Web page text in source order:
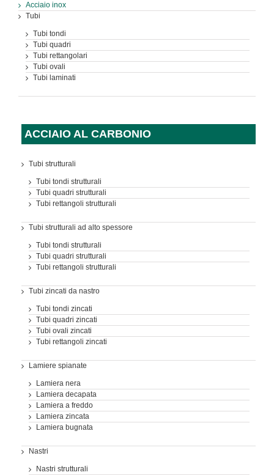
Acciaio inox
Tubi
Tubi tondi
Tubi quadri
Tubi rettangolari
Tubi ovali
Tubi laminati
ACCIAIO AL CARBONIO
Tubi strutturali
Tubi tondi strutturali
Tubi quadri strutturali
Tubi rettangoli strutturali
Tubi strutturali ad alto spessore
Tubi tondi strutturali
Tubi quadri strutturali
Tubi rettangoli strutturali
Tubi zincati da nastro
Tubi tondi zincati
Tubi quadri zincati
Tubi ovali zincati
Tubi rettangoli zincati
Lamiere spianate
Lamiera nera
Lamiera decapata
Lamiera a freddo
Lamiera zincata
Lamiera bugnata
Nastri
Nastri strutturali